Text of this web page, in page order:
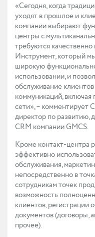
«Сегодня, когда
уходят в прошлое и
компании выбирают
центры с
требуются
Инструмент, который
широкую
использовании, и
обслуживание
коммуникаций,
сети», – комментирует
директор по развитию,
CRM компании GMCS.
Кроме контакт-центра
эффективно
обслуживания,
непосредственно в
сотрудникам точек
возможность
клиентов, регистрации
документов (договоры,
прочее).